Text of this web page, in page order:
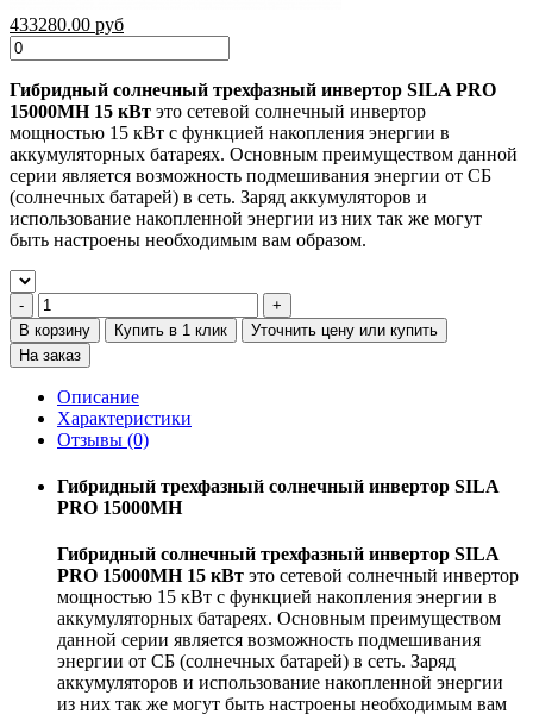
433280.00 руб
Гибридный солнечный трехфазный инвертор SILA PRO
15000MH 15 кВт это сетевой солнечный инвертор
мощностью 15 кВт с функцией накопления энергии в
аккумуляторных батареях. Основным преимуществом данной
серии является возможность подмешивания энергии от СБ
(солнечных батарей) в сеть. Заряд аккумуляторов и
использование накопленной энергии из них так же могут
быть настроены необходимым вам образом.
В корзину Купить в 1 клик
Уточнить цену или купить
На заказ
Описание
Характеристики
Отзывы (0)
Гибридный трехфазный солнечный инвертор SILA
PRO 15000MH
Гибридный солнечный трехфазный инвертор SILA
PRO 15000MH 15 кВт это сетевой солнечный инвертор
мощностью 15 кВт с функцией накопления энергии в
аккумуляторных батареях. Основным преимуществом
данной серии является возможность подмешивания
энергии от СБ (солнечных батарей) в сеть. Заряд
аккумуляторов и использование накопленной энергии
из них так же могут быть настроены необходимым вам